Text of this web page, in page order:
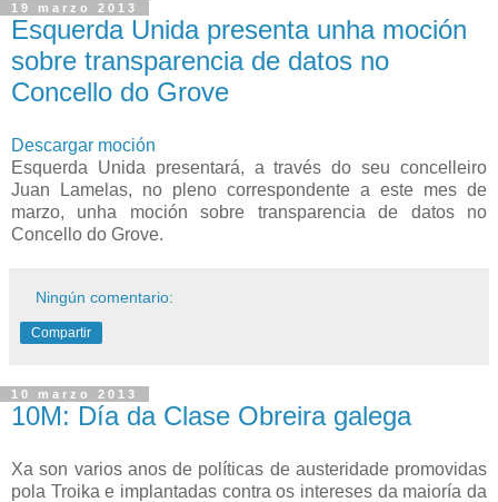
19 marzo 2013
Esquerda Unida presenta unha moción
sobre transparencia de datos no
Concello do Grove
Descargar moción
Esquerda Unida presentará, a través do seu concelleiro
Juan Lamelas, no pleno correspondente a este mes de
marzo, unha moción sobre transparencia de datos no
Concello do Grove.
Ningún comentario:
Compartir
10 marzo 2013
10M: Día da Clase Obreira galega
Xa son varios anos de políticas de austeridade promovidas
pola Troika e implantadas contra os intereses da maioría da